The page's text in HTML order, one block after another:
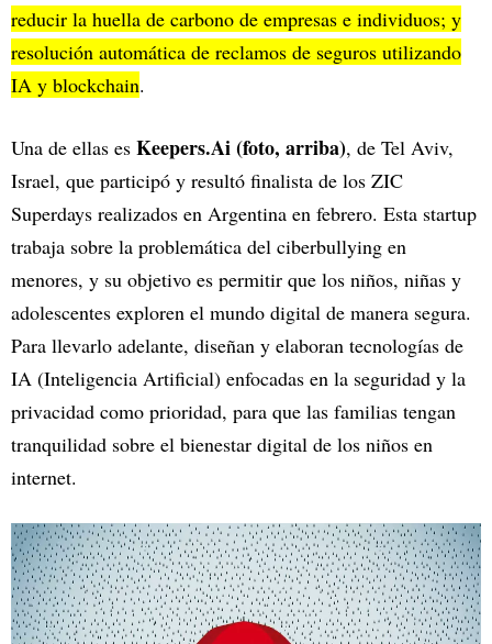
reducir la huella de carbono de empresas e individuos; y
resolución automática de reclamos de seguros utilizando
IA y blockchain.
Una de ellas es Keepers.Ai (foto, arriba), de Tel Aviv,
Israel, que participó y resultó finalista de los ZIC
Superdays realizados en Argentina en febrero. Esta startup
trabaja sobre la problemática del ciberbullying en
menores, y su objetivo es permitir que los niños, niñas y
adolescentes exploren el mundo digital de manera segura.
Para llevarlo adelante, diseñan y elaboran tecnologías de
IA (Inteligencia Artificial) enfocadas en la seguridad y la
privacidad como prioridad, para que las familias tengan
tranquilidad sobre el bienestar digital de los niños en
internet.